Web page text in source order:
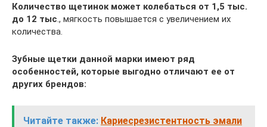
Количество щетинок может колебаться от 1,5 тыс.
до 12 тыс ., мягкость повышается с увеличением их
количества.
Зубные щетки данной марки имеют ряд
особенностей, которые выгодно отличают ее от
других брендов:
Читайте также: Кариесрезистентность эмали